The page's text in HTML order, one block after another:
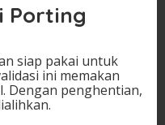
Porting
siap pakai untuk
ini memakan
Dengan penghentian,